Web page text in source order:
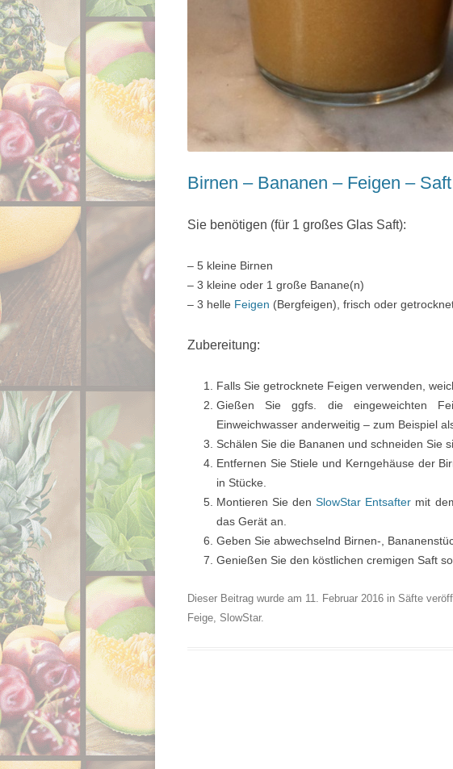
Birnen – Bananen – Feigen – Saft
Sie benötigen (für 1 großes Glas Saft):
– 5 kleine Birnen
– 3 kleine oder 1 große Banane(n)
– 3 helle Feigen (Bergfeigen), frisch oder
Zubereitung:
Falls Sie getrocknete Feigen verwenden,
Gießen Sie ggfs. die eingeweichten
Einweichwasser anderweitig – zum Beispiel
Schälen Sie die Bananen und schneiden Sie
Entfernen Sie Stiele und Kerngehäuse der
in Stücke.
Montieren Sie denSlowStar Entsafter mit
das Gerät an.
Geben Sie abwechselnd Birnen-,
Genießen Sie den köstlichen cremigen Saft
Dieser Beitrag wurde am 11. Februar 2016 in Säfte
Feige SlowStar.